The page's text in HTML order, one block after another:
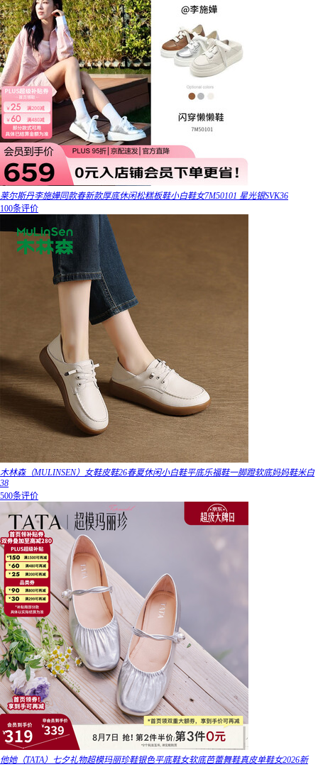
莱尔斯丹李施嬅同款春新款厚底休闲松糕板鞋小白鞋女7M50101 星光银SVK36
100条评价
木林森（MULINSEN）女鞋皮鞋26春夏休闲小白鞋平底乐福鞋一脚蹬软底妈妈鞋米白
38
500条评价
他她（TATA）七夕礼物超模玛丽珍鞋银色平底鞋女软底芭蕾舞鞋真皮单鞋女2026新